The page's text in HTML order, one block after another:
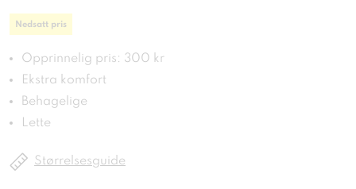
Nedsatt pris
Opprinnelig pris: 300 kr
Ekstra komfort
Behagelige
Lette
Størrelsesguide